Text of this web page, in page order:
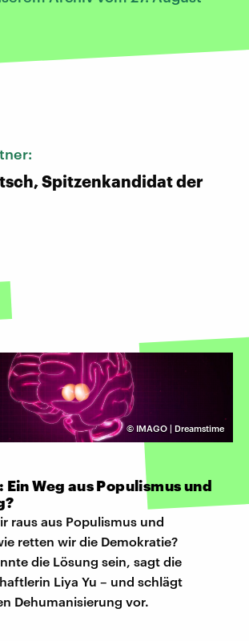
Spitzenkandidat der
© IMAGO | Dreamstime
Weg aus Populismus und
raus aus Populismus und
retten wir die Demokratie?
die Lösung sein, sagt die
Liya Yu – und schlägt
Dehumanisierung vor.